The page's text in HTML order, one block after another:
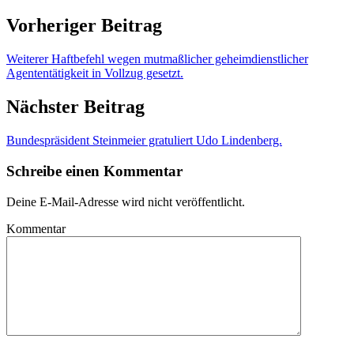
Vorheriger Beitrag
Weiterer Haftbefehl wegen mutmaßlicher geheimdienstlicher
Agententätigkeit in Vollzug gesetzt.
Nächster Beitrag
Bundespräsident Steinmeier gratuliert Udo Lindenberg.
Schreibe einen Kommentar
Deine E-Mail-Adresse wird nicht veröffentlicht.
Kommentar